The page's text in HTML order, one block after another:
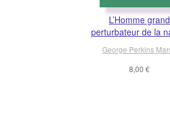
L’Homme grand
perturbateur de la
George Perkins
8,00 €